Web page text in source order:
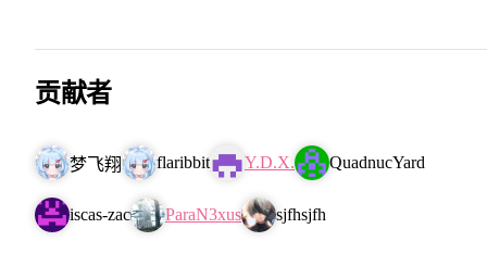
贡献者
梦飞翔 flaribbit Y.D.X. QuadnucYard
iscas-zac ParaN3xus sjfhsjfh